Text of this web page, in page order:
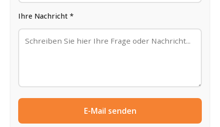
Ihre Nachricht *
E-Mail senden